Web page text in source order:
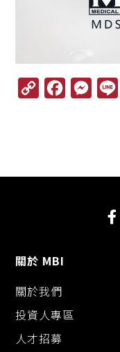
C
o
a
M
e
關於 MBI
關於我們
投資人專區
人才招募